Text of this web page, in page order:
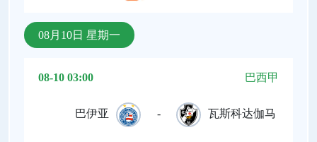
08月10日 星期一
08-10 03:00 巴西甲
巴伊亚 - 瓦斯科达伽马